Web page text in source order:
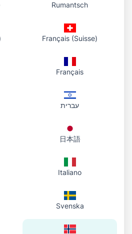
og viser den i kontrollpanelet,
i chat. Åpne kontrollpanelet ved
lenke, åpne den eller laste ned
dine på ett sted
lagre på kontoen og kom
vises i samme liste i panelet
har delt.
filer under kontoen din, levert
i biblioteket.
Rumantsch
Français (Suisse)
Français
עברית
日本語
Italiano
Svenska